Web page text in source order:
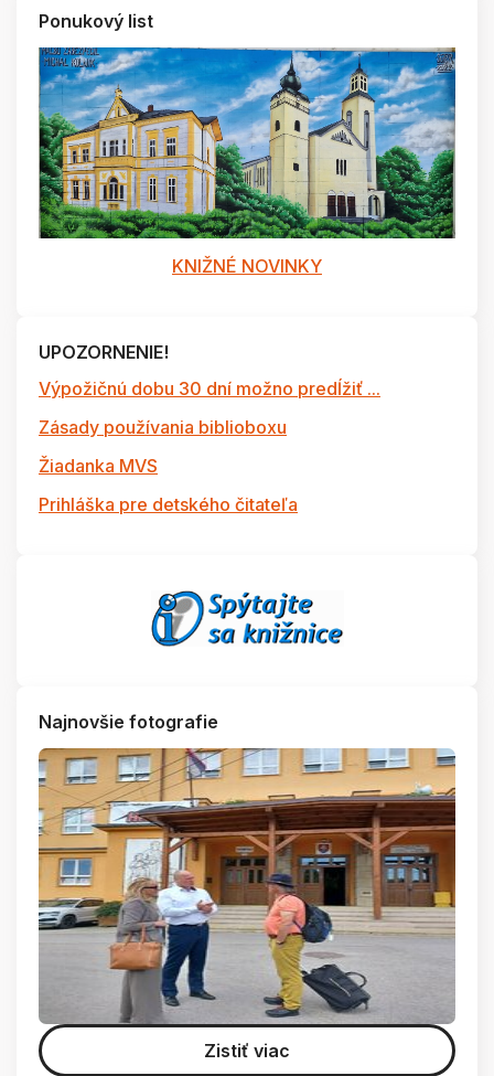
Ponukový list
KNIŽNÉ NOVINKY
UPOZORNENIE!
Výpožičnú dobu 30 dní možno predĺžiť ...
Zásady používania biblioboxu
Žiadanka MVS
Prihláška pre detského čitateľa
Najnovšie fotografie
Zistiť viac